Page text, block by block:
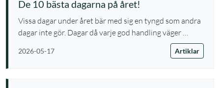
De 10 bästa dagarna på året!
Vissa dagar under året bär med sig en tyngd som andra
dagar inte gör. Dagar då varje god handling väger …
2026-05-17 Artiklar